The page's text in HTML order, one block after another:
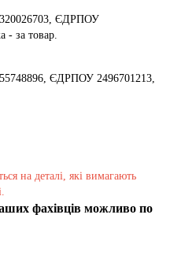
ЄДРПОУ
- за товар.
ЄДРПОУ 2496701213,
на деталі, які вимагають
фахівців можливо по